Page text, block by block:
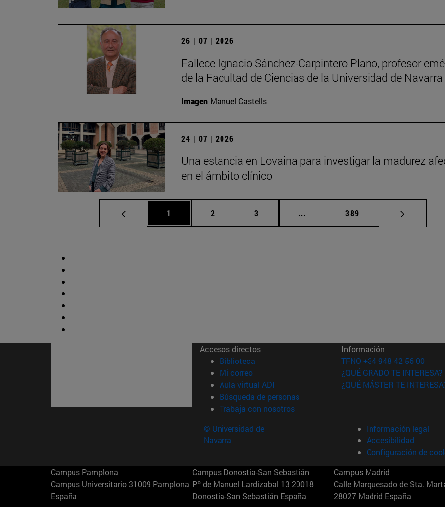
26 | 07 | 2026
Fallece Ignacio Sánchez-Carpintero Plano, profesor
de la Facultad de Ciencias de la Universidad de Navarra
Imagen Manuel Castells
24 | 07 | 2026
Una estancia en Lovaina para investigar la madurez
en el ámbito clínico
Página
1 Página
2 Página
3 ... Páginas intermedias Use TAB para
Página
389
Accesos directos
Biblioteca (abre en nueva ventana)
Mi correo(abre en nueva ventana)
Aula virtual ADI (abre en nueva ventana)
Búsqueda de personas(abre en nueva ventana)
Trabaja con nosotros(abre en nueva ventana)
Información
TFNO +34 948 42 56 00
¿QUÉ GRADO TE INTERESA?
¿QUÉ MÁSTER TE
© Universidad de
Navarra
Información legal
Accesibilidad
Configuración de
Campus Pamplona
Campus Universitario 31009 Pamplona
España
Campus Donostia-San Sebastián
Pº de Manuel Lardizabal 13 20018
Donostia-San Sebastián España
Campus Madrid
Calle Marquesado de Sta.
28027 Madrid España